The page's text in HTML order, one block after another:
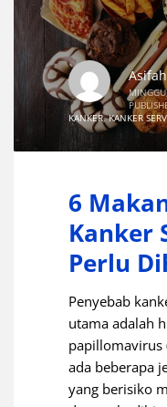
Asifah
KANKER,KANKER
6
Kanker
Perlu
Penyebab
utama adalah
papillomavirus
ada beberapa
yang berisiko